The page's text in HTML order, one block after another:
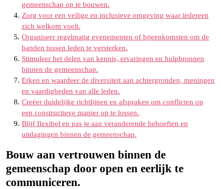
gemeenschap op te bouwen.
Zorg voor een veilige en inclusieve omgeving waar iedereen
zich welkom voelt.
Organiseer regelmatig evenementen of bijeenkomsten om de
banden tussen leden te versterken.
Stimuleer het delen van kennis, ervaringen en hulpbronnen
binnen de gemeenschap.
Erken en waardeer de diversiteit aan achtergronden, meningen
en vaardigheden van alle leden.
Creëer duidelijke richtlijnen en afspraken om conflicten op
een constructieve manier op te lossen.
Blijf flexibel en pas je aan veranderende behoeften en
uitdagingen binnen de gemeenschap.
Bouw aan vertrouwen binnen de
gemeenschap door open en eerlijk te
communiceren.